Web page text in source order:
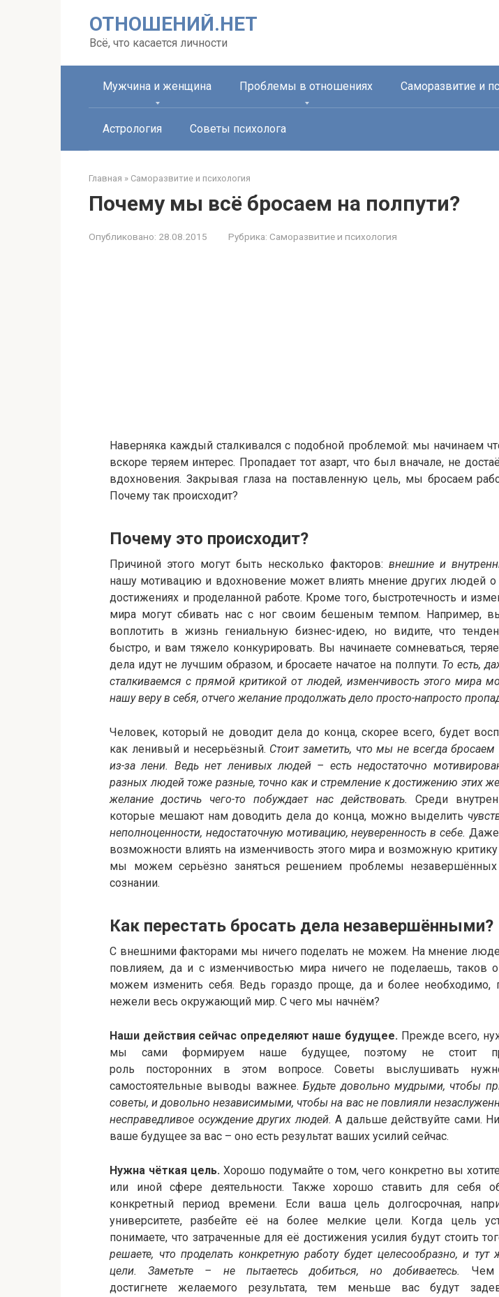
ОТНОШЕНИЙ.НЕТ
Всё, что касается личности
Мужчина и женщина Проблемы в отношениях Саморазвитие и
Астрология Советы психолога
Главная » Саморазвитие и психология
Почему мы всё бросаем на полпути?
Опубликовано: 28.08.2015 Рубрика: Саморазвитие и психология
Наверняка каждый сталкивался с подобной проблемой: мы начинаем
вскоре теряем интерес. Пропадает тот азарт, что был вначале, не
вдохновения. Закрывая глаза на поставленную цель, мы бросаем
Почему так происходит?
Почему это происходит?
Причиной этого могут быть несколько факторов: внешние и
нашу мотивацию и вдохновение может влиять мнение других людей о
достижениях и проделанной работе. Кроме того, быстротечность и
мира могут сбивать нас с ног своим бешеным темпом. Например,
воплотить в жизнь гениальную бизнес-идею, но видите, что
быстро, и вам тяжело конкурировать. Вы начинаете сомневаться,
дела идут не лучшим образом, и бросаете начатое на полпути. То есть,
сталкиваемся с прямой критикой от людей, изменчивость этого мира
нашу веру в себя, отчего желание продолжать дело просто-напросто
Человек, который не доводит дела до конца, скорее всего, будет
как ленивый и несерьёзный. Стоит заметить, что мы не всегда бросаем
из-за лени. Ведь нет ленивых людей – есть недостаточно
разных людей тоже разные, точно как и стремление к достижению этих
желание достичь чего-то побуждает нас действовать. Среди
которые мешают нам доводить дела до конца, можно выделить
неполноценности, недостаточную мотивацию, неуверенность в себе. Даже
возможности влиять на изменчивость этого мира и возможную
мы можем серьёзно заняться решением проблемы
сознании.
Как перестать бросать дела незавершёнными?
С внешними факторами мы ничего поделать не можем. На мнение
повлияем, да и с изменчивостью мира ничего не поделаешь, таков
можем изменить себя. Ведь гораздо проще, да и более необходимо,
нежели весь окружающий мир. С чего мы начнём?
Наши действия сейчас определяют наше будущее. Прежде всего,
мы сами формируем наше будущее, поэтому не стоит
роль посторонних в этом вопросе. Советы выслушивать
самостоятельные выводы важнее.Будьте довольно мудрыми, чтобы
советы, и довольно независимыми, чтобы на вас не повлияли
несправедливое осуждение других людей. А дальше действуйте сами.
ваше будущее за вас – оно есть результат ваших усилий сейчас.
Нужна чёткая цель. Хорошо подумайте о том, чего конкретно вы
или иной сфере деятельности. Также хорошо ставить для себя
конкретный период времени. Если ваша цель долгосрочная,
университете, разбейте её на более мелкие цели. Когда цель
понимаете, что затраченные для её достижения усилия будут стоить
решаете, что проделать конкретную работу будет целесообразно, и тут
цели. Заметьте – не пытаетесь добиться, но добиваетесь.
Чем
достигнете желаемого результата, тем меньше вас будут